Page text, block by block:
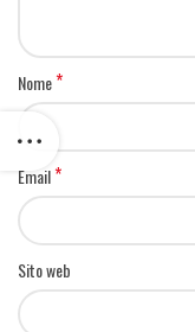
Nome*
Email*
Sito web